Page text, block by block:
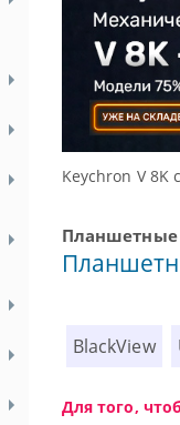
Keychron V 8K
BlackView
Для того,